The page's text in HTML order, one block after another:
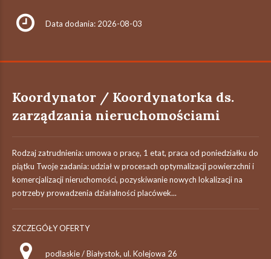
Data dodania: 2026-08-03
Koordynator / Koordynatorka ds.
zarządzania nieruchomościami
Rodzaj zatrudnienia: umowa o pracę, 1 etat, praca od poniedziałku do
piątku Twoje zadania: udział w procesach optymalizacji powierzchni i
komercjalizacji nieruchomości, pozyskiwanie nowych lokalizacji na
potrzeby prowadzenia działalności placówek...
SZCZEGÓŁY OFERTY
podlaskie / Białystok, ul. Kolejowa 26